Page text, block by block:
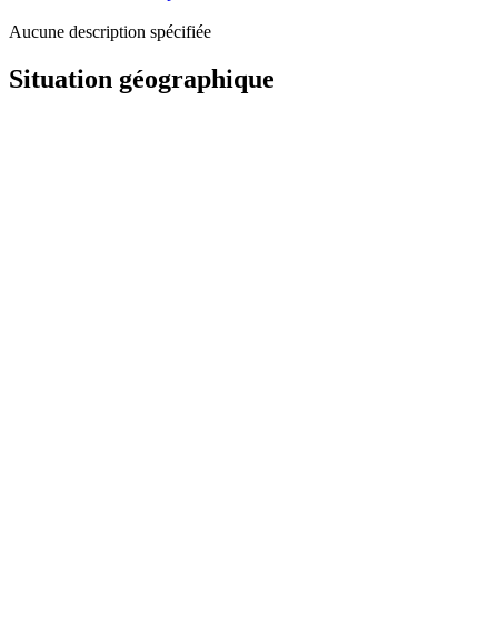
Aucune description spécifiée
Situation géographique